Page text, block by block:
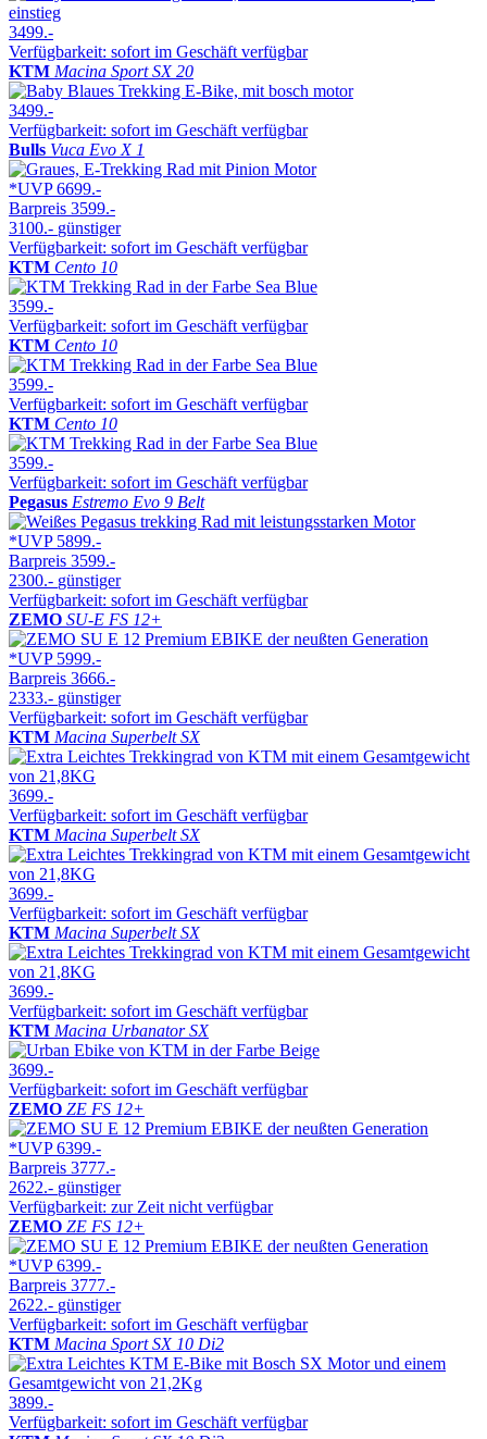
3499.-
Verfügbarkeit: sofort im Geschäft verfügbar
KTM Macina Sport SX 20
3499.-
Verfügbarkeit: sofort im Geschäft verfügbar
Bulls Vuca Evo X 1
*UVP6699.-
Barpreis 3599.-
3100.- günstiger
Verfügbarkeit: sofort im Geschäft verfügbar
KTM Cento 10
3599.-
Verfügbarkeit: sofort im Geschäft verfügbar
KTM Cento 10
3599.-
Verfügbarkeit: sofort im Geschäft verfügbar
KTM Cento 10
3599.-
Verfügbarkeit: sofort im Geschäft verfügbar
Pegasus Estremo Evo 9 Belt
*UVP 5899.-
Barpreis 3599.-
2300.- günstiger
Verfügbarkeit: sofort im Geschäft verfügbar
ZEMO SU-E FS 12+
*UVP 5999.-
Barpreis 3666.-
2333.- günstiger
Verfügbarkeit: sofort im Geschäft verfügbar
KTM Macina Superbelt SX
3699.-
Verfügbarkeit: sofort im Geschäft verfügbar
KTM Macina Superbelt SX
3699.-
Verfügbarkeit: sofort im Geschäft verfügbar
KTM Macina Superbelt SX
3699.-
Verfügbarkeit: sofort im Geschäft verfügbar
KTM Macina Urbanator SX
3699.-
Verfügbarkeit: sofort im Geschäft verfügbar
ZEMO ZE FS 12+
*UVP6399.-
Barpreis 3777.-
2622.- günstiger
Verfügbarkeit: zur Zeit nicht verfügbar
ZEMO ZE FS 12+
*UVP6399.-
Barpreis 3777.-
2622.- günstiger
Verfügbarkeit: sofort im Geschäft verfügbar
KTM Macina Sport SX 10 Di2
3899.-
Verfügbarkeit: sofort im Geschäft verfügbar